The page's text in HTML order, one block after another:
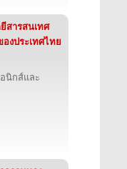
สารสนเทศ
งประเทศไทย
นิกส์และ